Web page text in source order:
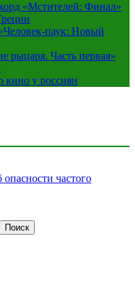
«Мстителей: Финал»
паук: Новый
рыцаря. Часть первая»
кино у россиян
опасности частого